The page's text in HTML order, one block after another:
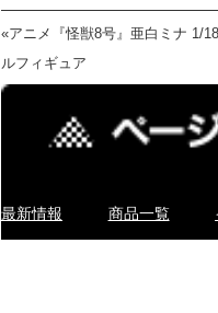
«アニメ『怪獣8号』亜白ミナ 1/
ルフィギュア
最新情報 商品一覧